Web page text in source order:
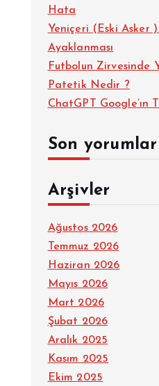
Hata
Yeniçeri (Eski Asker
Ayaklanması
Futbolun Zirvesinde
Patetik Nedir ?
ChatGPT Google’ın
Son yorumlar
Arşivler
Ağustos 2026
Temmuz 2026
Haziran 2026
Mayıs 2026
Mart 2026
Şubat 2026
Aralık 2025
Kasım 2025
Ekim 2025